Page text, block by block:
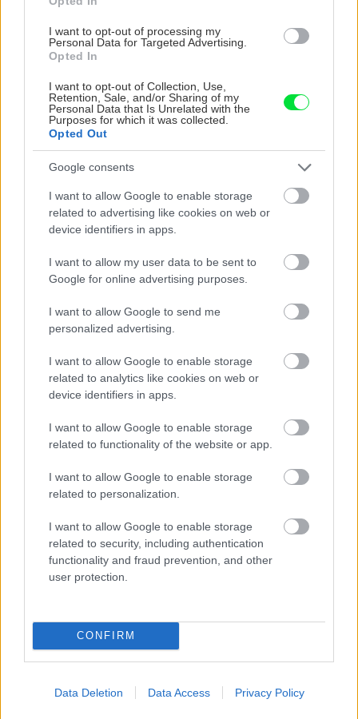
I want to opt-out of processing my
Personal Data for Targeted Advertising.
Opted In
I want to opt-out of Collection, Use,
Retention, Sale, and/or Sharing of my
Personal Data that Is Unrelated with the
Purposes for which it was collected.
Opted Out
Google consents
I want to allow Google to enable storage
related to advertising like cookies on web or
device identifiers in apps.
I want to allow my user data to be sent to
Google for online advertising purposes.
I want to allow Google to send me
personalized advertising.
I want to allow Google to enable storage
related to analytics like cookies on web or
device identifiers in apps.
I want to allow Google to enable storage
related to functionality of the website or app.
I want to allow Google to enable storage
related to personalization.
I want to allow Google to enable storage
related to security, including authentication
functionality and fraud prevention, and other
user protection.
CONFIRM
Data Deletion Data Access Privacy Policy
ZÁHRADA
Trvalky, ktoré znesú
vysaďte na miesta, na
ktoré slnko svieti celý
krások, ktoré rozžiaria
vašu záhradu
Môže aspirín zachrániť
ochabnuté izbové
možno prekvapí
Júlový reštart uhoriek
nakladačiek: Ako ich
kvitnutia?
CHALUPA